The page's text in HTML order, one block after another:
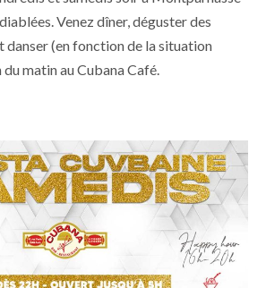
Venez dîner, déguster des
danser (en fonction de la situation
du matin au Cubana Café.